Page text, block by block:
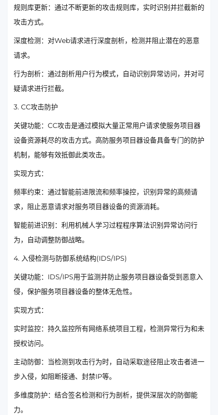
规则库更新：通过不断更新的攻击规则库，实时识别并拦截新的
攻击方式。
深度检测：对Web请求进行深度剖析，检测并阻止潜在的恶意
请求。
行为剖析：通过剖析用户行为模式，自动识别异常访问，并对可
疑请求进行拦截。
3. CC攻击防护
关键功能：CC攻击是通过模拟大量正常用户请求使服务项目器
设备资源耗尽的攻击方式。高防服务项目器设备具备专门的防护
机制，能够有效抵御此类攻击。
实现方式：
频率约束：通过智能前进限流和频率操控，识别异常的高频请
求，阻止恶意请求对服务项目器设备的资源消耗。
智能前进识别：利用机械人学习过程程序算法识别异常访问行
为，自动调整防御战略。
4. 入侵检测与防御系统结构(IDS/IPS)
关键功能：IDS/IPS用于监测并防止服务项目器设备受到恶意入
侵，保护服务项目器设备的整体无危性。
实现方式：
实时监控：持久监控所有网络系统项目工程，检测异常行为和未
授权访问。
主动防御：当检测到攻击行为时，自动采取途径阻止攻击者进一
步入侵，如阻断接通、封禁IP等。
多维度防护：结合签名检测和行为剖析，提供深层次的防御能
力。